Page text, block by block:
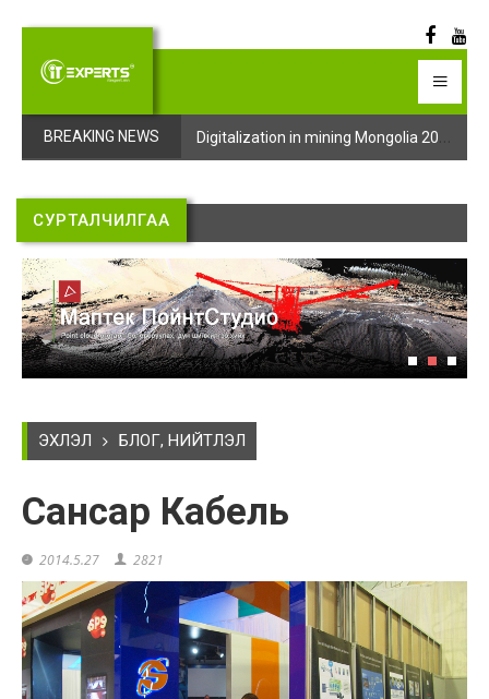
BREAKING NEWS
Digitalization in mining Mongolia 2025 арга хэмжээний бүртгэл эхэллээ Digitalization in mining Mongolia 2025 арга хэмжээний бүртгэл эхэллээ
СУРТАЛЧИЛГАА
ЭХЛЭЛ БЛОГ, НИЙТЛЭЛ
Сансар Кабель
2014.5.27 2821